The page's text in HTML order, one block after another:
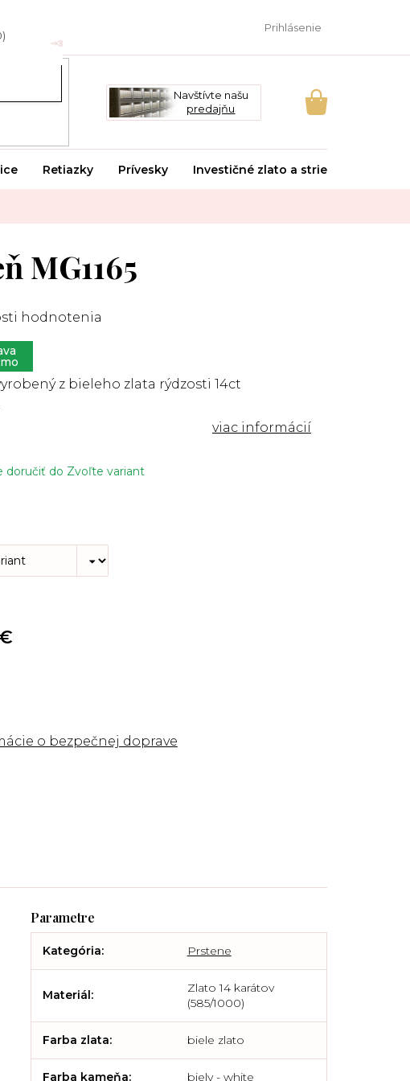
Prihlásenie
Navštívte našu
predajňu
NÁKUPNÝ
Retiazky Prívesky Investičné zlato a striebro
doručiť do Zvoľte variant
z bieleho zlata rýdzosti 14ct
o bezpečnej doprave
MG1165
hodnotenia
Kategória: Prstene
Materiál:
Zlato 14 karátov
(585/1000)
Farba zlata: biele zlato
Farba kameňa: biely - white